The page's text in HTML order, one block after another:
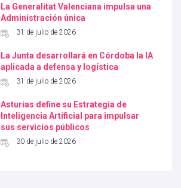
La Generalitat Valenciana impulsa una
Administración única
31 de julio de 2026
La Junta desarrollará en Córdoba la IA
aplicada a defensa y logística
31 de julio de 2026
Asturias define su Estrategia de
Inteligencia Artificial para impulsar
sus servicios públicos
30 de julio de 2026